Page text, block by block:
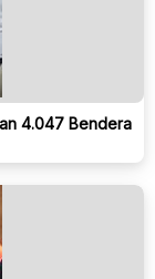
4.047 Bendera